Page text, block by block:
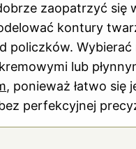
zaopatrzyć
kontury
policzków.
lub
, ponieważ łatwo się
perfekcyjnej